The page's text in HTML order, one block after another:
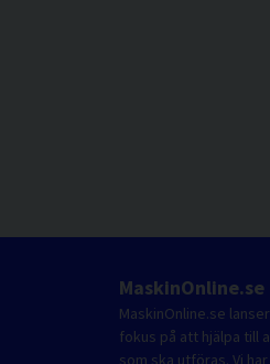
MaskinOnline.se
MaskinOnline.se
fokus på att hjälpa till
som ska utföras. Vi